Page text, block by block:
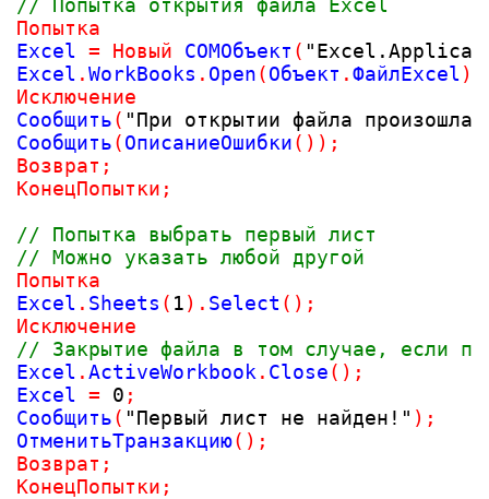
// Попытка открытия файла Excel
Попытка
Excel = Новый COMОбъект (
Excel .WorkBooks . Open(Объект .ФайлExcel)
Исключение
Сообщить( "При открытии файла
Сообщить(ОписаниеОшибки( ) ) ;
Возврат ;
КонецПопытки ;
// Попытка выбрать первый лист
// Можно указать любой другой
Попытка
Excel . Sheets ( 1) . Select ( ) ;
Исключение
// Закрытие файла в том случае, если
Excel .ActiveWorkbook . Close( ) ;
Excel = 0 ;
Сообщить( "Первый лист не найден!" ) ;
ОтменитьТранзакцию( ) ;
Возврат ;
КонецПопытки ;